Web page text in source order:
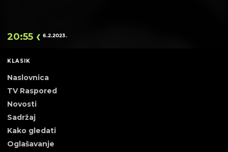
20:55 6.2.2023.
KLASIK
Naslovnica
TV Raspored
Novosti
Sadržaj
Kako gledati
Oglašavanje